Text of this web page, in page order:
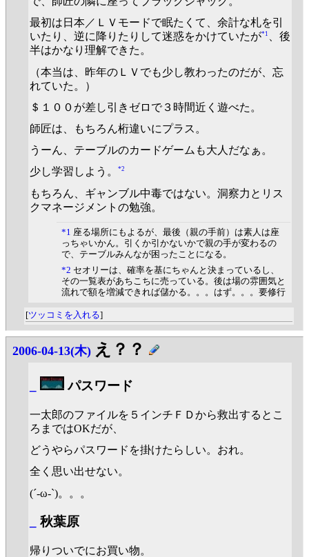
最初は日本／ＬＶモードで眠たくて、余計な札を引
いたり、逆に降りたりして迷惑をかけていたが*1 、後
半はかなり理解できた。
（本当は、昨年のＬＶでも少し教わったのだが、忘
れていた。）
＄１００が差し引きゼロで３時間近く遊べた。
師匠は、もちろん桁違いにプラス。
うーん、テーブルのカードゲームも大人だなぁ。
少し学習しよう。
*2
もちろん、ギャンブル中毒ではない。洞察力とリス
クマネージメントの勉強。
*1 座る場所にもよるが、最後（親の手前）は素人は座
っちゃいかん。引くか引かないかで親の手が変わるの
で、テーブルみんなが困ったことになる。
*2 セオリーは、確率を基にちゃんと決まっているし、
その一覧表があちこちに売っている。後は場の雰囲気と
流れで額を増減できれば儲かる。。。はず。。。要修行
[ツッコミを入れる]
2006-04-13(木) え？？
パスワード
一太郎のファイルを５インチＦＤから救出するとこ
ろまではOKだが、
どうやらパスワードを掛けたらしい。おれ。
全く思い出せない。
(´-ω-`)。。。
秋葉原
帰りついでにお買い物。